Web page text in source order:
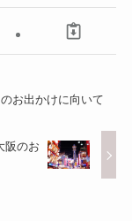
お出かけに向いて
阪のお